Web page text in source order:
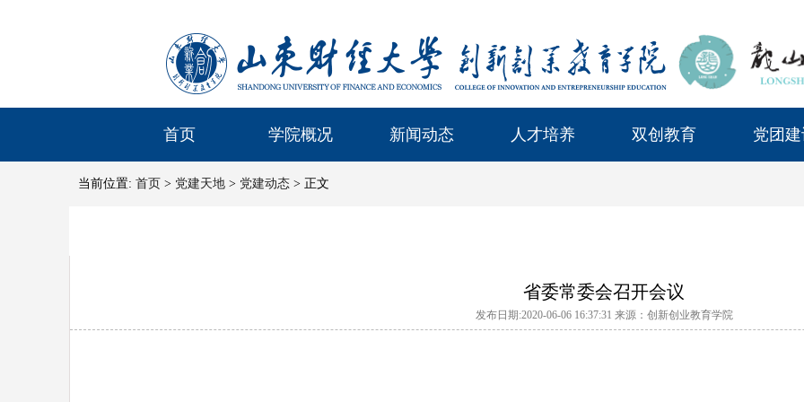
首页 学院概况 新闻动态 人才培养 双创教育 党团
当前位置: 首页 > 党建天地 > 党建动态 > 正文
省委常委会召开会议
发布日期:2020-06-06 16:37:31 来源：创新创业教育学院